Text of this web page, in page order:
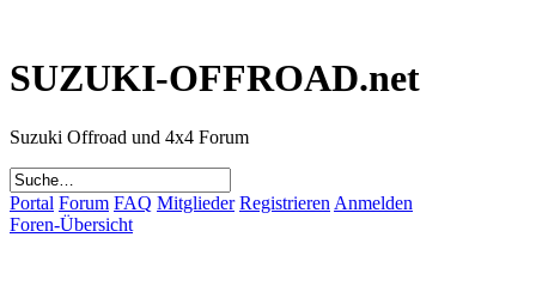
SUZUKI-OFFROAD.net
Suzuki Offroad und 4x4 Forum
Portal Forum FAQ Mitglieder Registrieren Anmelden
Foren-Übersicht